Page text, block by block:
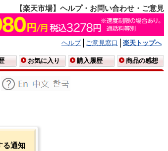
【楽天市場】ヘルプ・お問い合わせ・ご意見
ヘルプ ご意見窓口
楽天トップへ
お気に入り 購入履歴 商品の感想
る通知